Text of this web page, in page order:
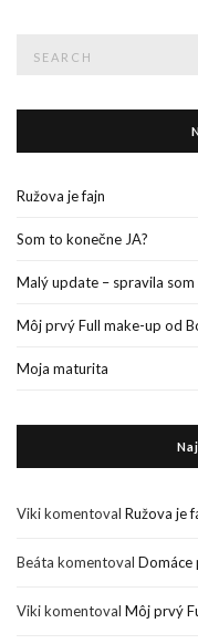
Ružova je fajn
Som to konečne JA?
Malý update – spravila
Môj prvý Full make-up od
Moja maturita
Vikikomentoval Ružova je
Beáta komentoval Domáce
Vikikomentoval Môj prvý